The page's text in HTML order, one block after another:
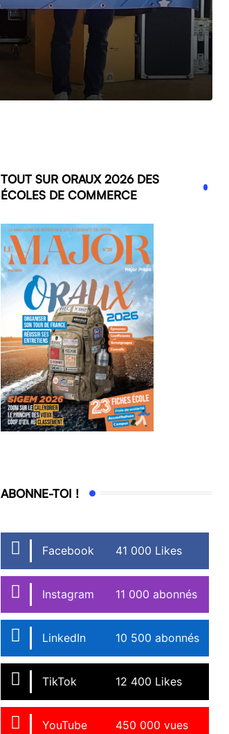
TOUT SUR ORAUX 2026 DES
ÉCOLES DE COMMERCE
ABONNE-TOI !
Facebook 41 000 Likes
Instagram 11 000 abonnés
LinkedIn 10 500 abonnés
TikTok 12 400 Likes
YouTube 450 000 vues